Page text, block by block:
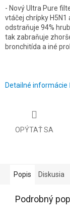
- Nový Ultra Pure
vtáčej chrípky H5N1
odstraňuje 94%
tak zabraňuje
bronchitída a iné
Detailné informácie
OPÝTAŤ SA
Popis Diskusia
Podrobný